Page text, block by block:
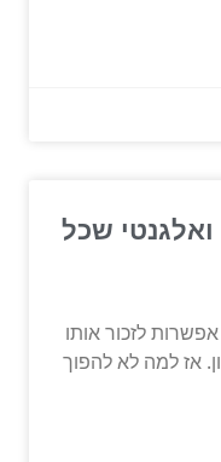
שכל
לזכור אותו
אז למה לא להפוך